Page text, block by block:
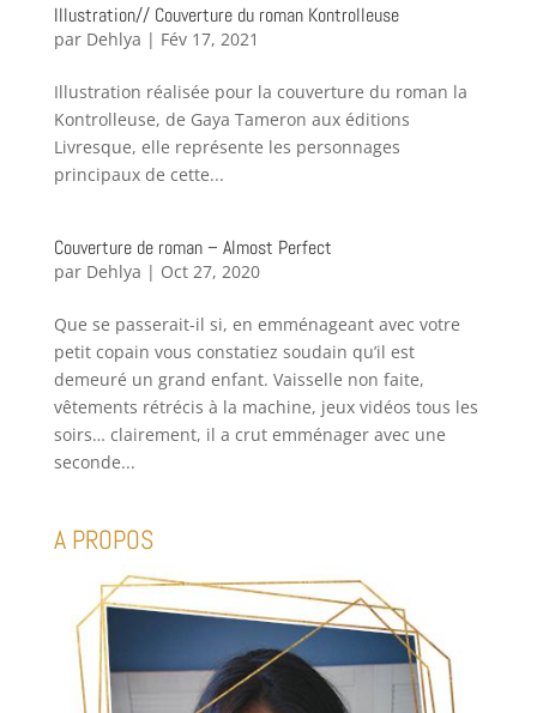
Illustration// Couverture du roman Kontrolleuse
par Dehlya | Fév 17, 2021
Illustration réalisée pour la couverture du roman la
Kontrolleuse, de Gaya Tameron aux éditions
Livresque, elle représente les personnages
principaux de cette...
Couverture de roman – Almost Perfect
par Dehlya | Oct 27, 2020
Que se passerait-il si, en emménageant avec votre
petit copain vous constatiez soudain qu’il est
demeuré un grand enfant. Vaisselle non faite,
vêtements rétrécis à la machine, jeux vidéos tous les
soirs… clairement, il a crut emménager avec une
seconde...
A PROPOS